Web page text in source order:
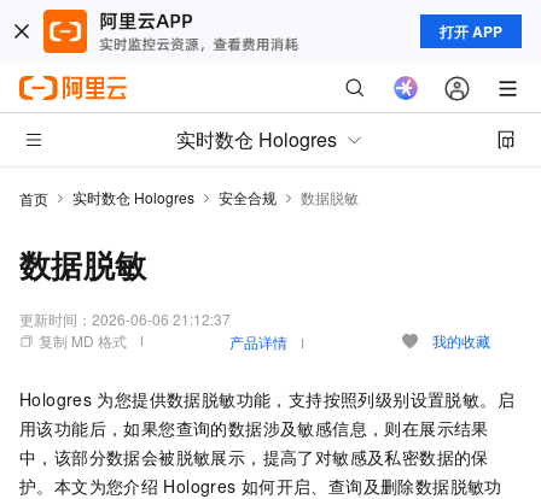
打开 APP
实时数仓 Hologres
首页 实时数仓 Hologres 安全合规 数据脱敏
数据脱敏
更新时间： 2026-06-06 21:12:37
复制 MD 格式
产品详情 我的收藏
Hologres 为您提供数据脱敏功能，支持按照列级别设置脱敏。启
用该功能后，如果您查询的数据涉及敏感信息，则在展示结果
中，该部分数据会被脱敏展示，提高了对敏感及私密数据的保
护。本文为您介绍 Hologres 如何开启、查询及删除数据脱敏功